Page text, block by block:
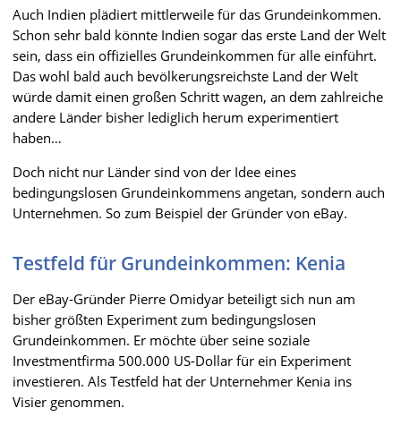
Auch Indien plädiert mittlerweile für das Grundeinkommen.
Schon sehr bald könnte Indien sogar das erste Land der Welt
sein, dass ein offizielles Grundeinkommen für alle einführt.
Das wohl bald auch bevölkerungsreichste Land der Welt
würde damit einen großen Schritt wagen, an dem zahlreiche
andere Länder bisher lediglich herum experimentiert
haben…
Doch nicht nur Länder sind von der Idee eines
bedingungslosen Grundeinkommens angetan, sondern auch
Unternehmen. So zum Beispiel der Gründer von eBay.
Testfeld für Grundeinkommen: Kenia
Der eBay-Gründer Pierre Omidyar beteiligt sich nun am
bisher größten Experiment zum bedingungslosen
Grundeinkommen. Er möchte über seine soziale
Investmentfirma 500.000 US-Dollar für ein Experiment
investieren. Als Testfeld hat der Unternehmer Kenia ins
Visier genommen.